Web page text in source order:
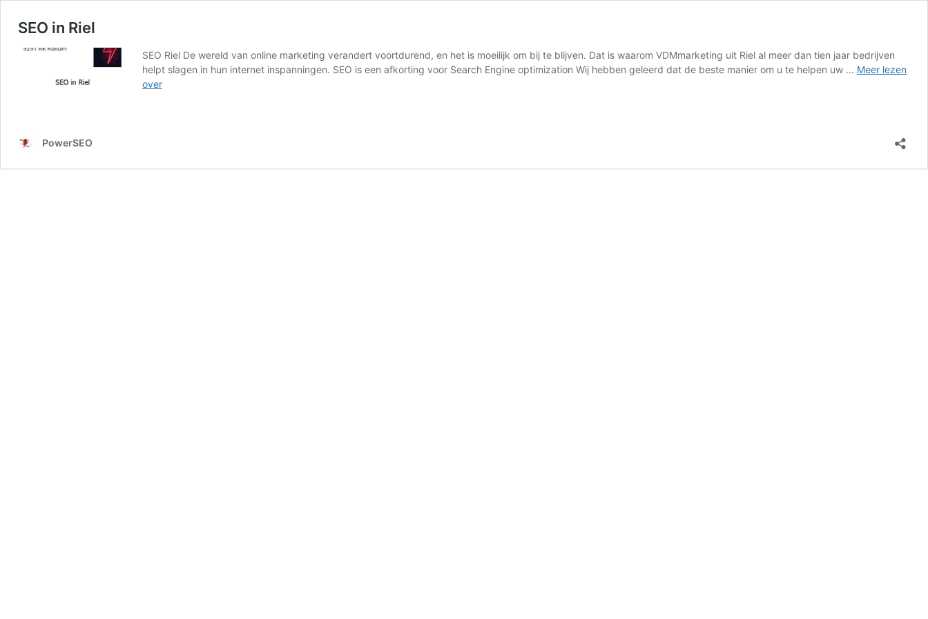
SEO in Riel
SEO Riel De wereld van online marketing verandert voortdurend, en het is moeilijk om bij te blijven. Dat is waarom VDMmarketing uit Riel al meer dan tien jaar bedrijven
helpt slagen in hun internet inspanningen. SEO is een afkorting voor Search Engine optimization Wij hebben geleerd dat de beste manier om u te helpen uw … Meer lezen
overSEO
PowerSEO